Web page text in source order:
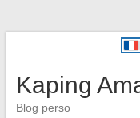
Kaping
Blog perso